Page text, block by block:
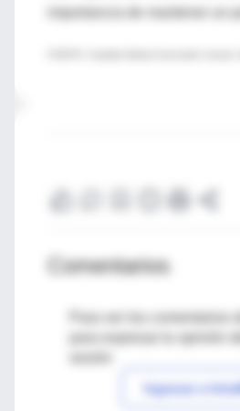
importancia de mantener un
Comentarios
Para ver los comentarios
Ingresar a